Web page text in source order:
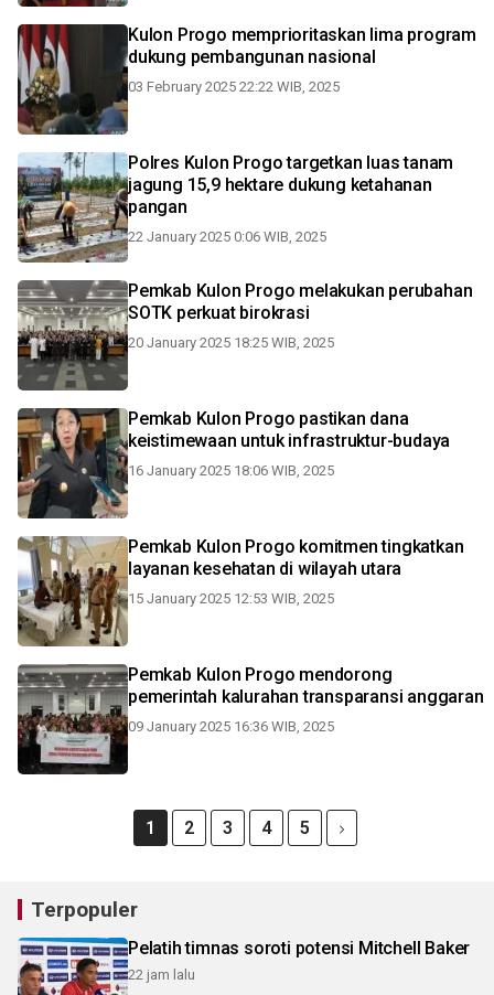
Kulon Progo memprioritaskan lima program
dukung pembangunan nasional
03 February 2025 22:22 WIB, 2025
Polres Kulon Progo targetkan luas tanam
jagung 15,9 hektare dukung ketahanan
pangan
22 January 2025 0:06 WIB, 2025
Pemkab Kulon Progo melakukan perubahan
SOTK perkuat birokrasi
20 January 2025 18:25 WIB, 2025
Pemkab Kulon Progo pastikan dana
keistimewaan untuk infrastruktur-budaya
16 January 2025 18:06 WIB, 2025
Pemkab Kulon Progo komitmen tingkatkan
layanan kesehatan di wilayah utara
15 January 2025 12:53 WIB, 2025
Pemkab Kulon Progo mendorong
pemerintah kalurahan transparansi anggaran
09 January 2025 16:36 WIB, 2025
1 2 3 4 5
Terpopuler
Pelatih timnas soroti potensi Mitchell Baker
22 jam lalu